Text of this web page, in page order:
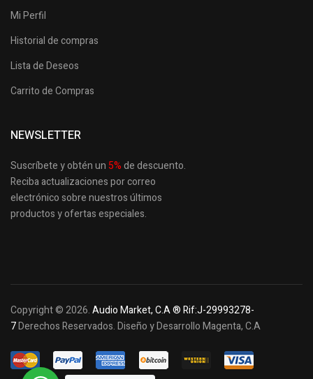
Mi Perfil
Historial de compras
Lista de Deseos
Carrito de Compras
NEWSLETTER
Suscríbete y obtén un 5%de descuento.
Reciba actualizaciones por correo
electrónico sobre nuestros últimos
productosy ofertas especiales.
Copyright © 2026.Audio Market, C.A ® Rif:J-29993278-
7Derechos Reservados. Diseño y Desarrollo Magenta, C.A